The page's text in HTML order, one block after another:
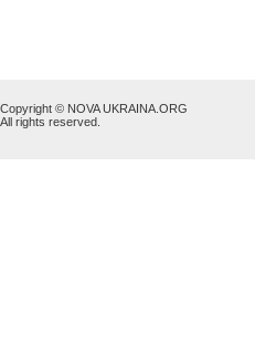
Copyright © NOVA UKRAINA.ORG
All rights reserved.